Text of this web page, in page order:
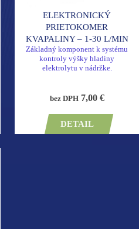
ELEKTRONICKÝ
PRIETOKOMER
KVAPALINY – 1-30 L/MIN
Základný komponent k systému
kontroly výšky hladiny
elektrolytu v nádržke.
bez DPH7,00 €
DETAIL